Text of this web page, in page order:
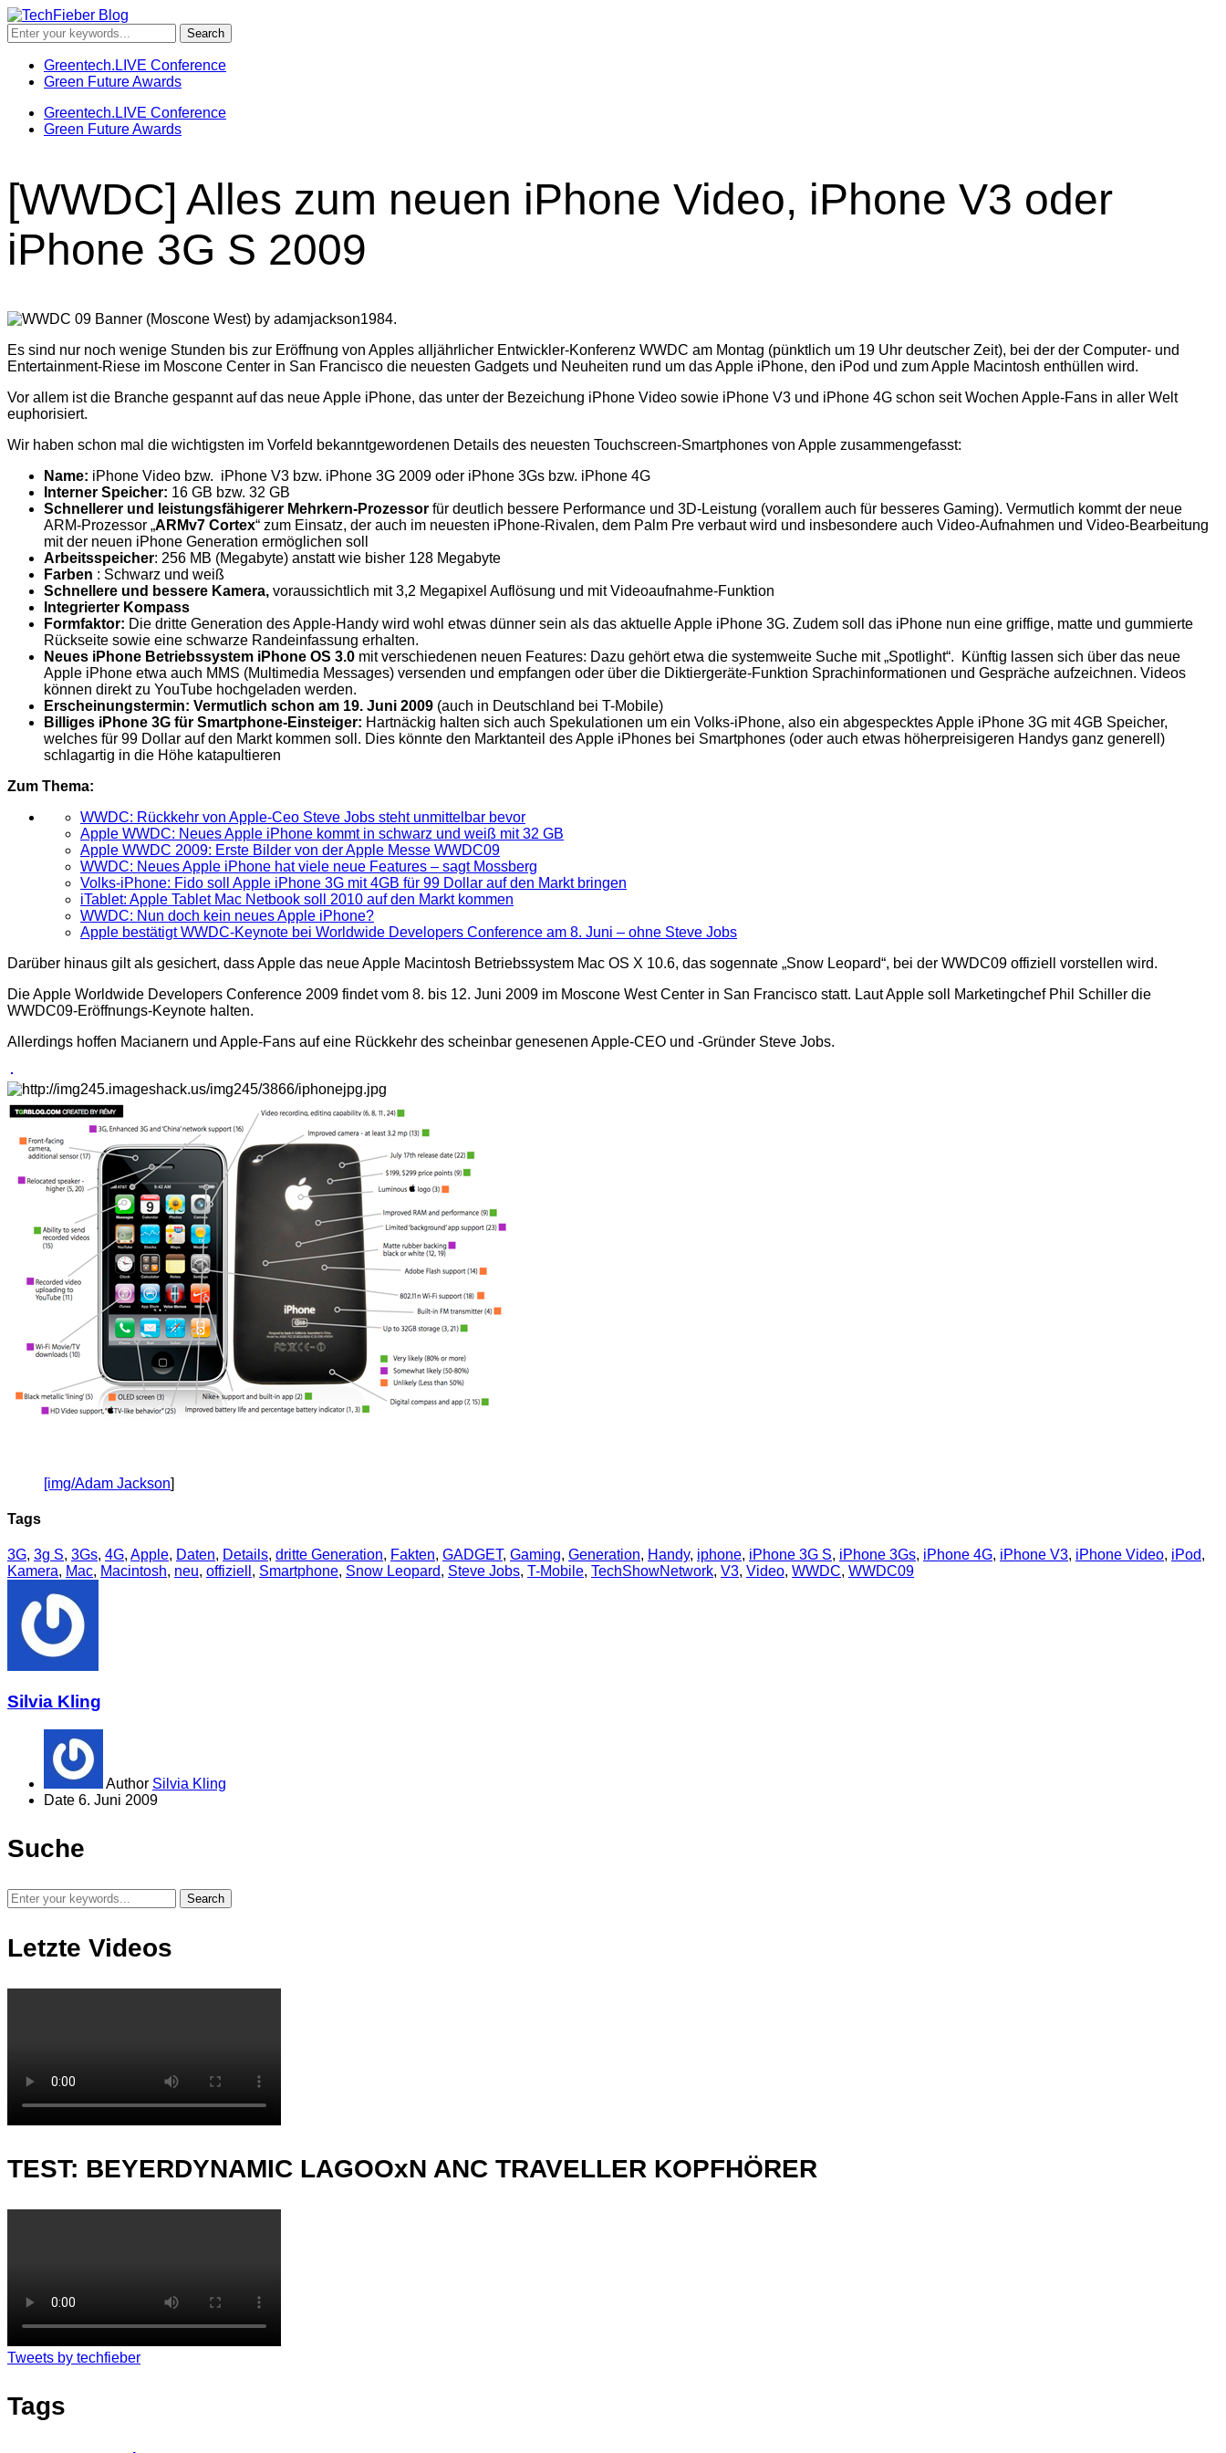
Greentech.LIVE Conference
Green Future Awards
Greentech.LIVE Conference
Green Future Awards
[WWDC] Alles zum neuen iPhone Video, iPhone V3 oder
iPhone 3G S 2009
Es sind nur noch wenige Stunden bis zur Eröffnung von Apples alljährlicher Entwickler-Konferenz WWDC am Montag (pünktlich um 19 Uhr deutscher Zeit), bei der der Computer- und
Entertainment-Riese im Moscone Center in San Francisco die neuesten Gadgets und Neuheiten rund um das Apple iPhone, den iPod und zum Apple Macintosh enthüllen wird.
Vor allem ist die Branche gespannt auf das neue Apple iPhone, das unter der Bezeichung iPhone Video sowie iPhone V3 und iPhone 4G schon seit Wochen Apple-Fans in aller Welt
euphorisiert.
Wir haben schon mal die wichtigsten im Vorfeld bekanntgewordenen Details des neuesten Touchscreen-Smartphones von Apple zusammengefasst:
Name: iPhone Video bzw. iPhone V3 bzw. iPhone 3G 2009 oder iPhone 3Gs bzw. iPhone 4G
Interner Speicher: 16 GB bzw. 32 GB
Schnellerer und leistungsfähigerer Mehrkern-Prozessor für deutlich bessere Performance und 3D-Leistung (vorallem auch für besseres Gaming). Vermutlich kommt der neue
ARM-Prozessor „ARMv7 Cortex“ zum Einsatz, der auch im neuesten iPhone-Rivalen, dem Palm Pre verbaut wird und insbesondere auch Video-Aufnahmen und Video-Bearbeitung
mit der neuen iPhone Generation ermöglichen soll
Arbeitsspeicher: 256 MB (Megabyte) anstatt wie bisher 128 Megabyte
Farben : Schwarz und weiß
Schnellere und bessere Kamera, voraussichtlich mit 3,2 Megapixel Auflösung und mit Videoaufnahme-Funktion
Integrierter Kompass
Formfaktor: Die dritte Generation des Apple-Handy wird wohl etwas dünner sein als das aktuelle Apple iPhone 3G. Zudem soll das iPhone nun eine griffige, matte und gummierte
Rückseite sowie eine schwarze Randeinfassung erhalten.
Neues iPhone Betriebssystem iPhone OS 3.0 mit verschiedenen neuen Features: Dazu gehört etwa die systemweite Suche mit „Spotlight“. Künftig lassen sich über das neue
Apple iPhone etwa auch MMS (Multimedia Messages) versenden und empfangen oder über die Diktiergeräte-Funktion Sprachinformationen und Gespräche aufzeichnen. Videos
können direkt zu YouTube hochgeladen werden.
Erscheinungstermin: Vermutlich schon am 19. Juni 2009 (auch in Deutschland bei T-Mobile)
Billiges iPhone 3G für Smartphone-Einsteiger: Hartnäckig halten sich auch Spekulationen um ein Volks-iPhone, also ein abgespecktes Apple iPhone 3G mit 4GB Speicher,
welches für 99 Dollar auf den Markt kommen soll. Dies könnte den Marktanteil des Apple iPhones bei Smartphones (oder auch etwas höherpreisigeren Handys ganz generell)
schlagartig in die Höhe katapultieren
Zum Thema:
WWDC: Rückkehr von Apple-Ceo Steve Jobs steht unmittelbar bevor
Apple WWDC: Neues Apple iPhone kommt in schwarz und weiß mit 32 GB
Apple WWDC 2009: Erste Bilder von der Apple Messe WWDC09
WWDC: Neues Apple iPhone hat viele neue Features – sagt Mossberg
Volks-iPhone: Fido soll Apple iPhone 3G mit 4GB für 99 Dollar auf den Markt bringen
iTablet: Apple Tablet Mac Netbook soll 2010 auf den Markt kommen
WWDC: Nun doch kein neues Apple iPhone?
Apple bestätigt WWDC-Keynote bei Worldwide Developers Conference am 8. Juni – ohne Steve Jobs
Darüber hinaus gilt als gesichert, dass Apple das neue Apple Macintosh Betriebssystem Mac OS X 10.6, das sogennate „Snow Leopard“, bei der WWDC09 offiziell vorstellen wird.
Die Apple Worldwide Developers Conference 2009 findet vom 8. bis 12. Juni 2009 im Moscone West Center in San Francisco statt. Laut Apple soll Marketingchef Phil Schiller die
WWDC09-Eröffnungs-Keynote halten.
Allerdings hoffen Macianern und Apple-Fans auf eine Rückkehr des scheinbar genesenen Apple-CEO und -Gründer Steve Jobs.
[img/Adam Jackson]
Tags
3G, 3g S, 3Gs, 4G, Apple, Daten, Details, dritte Generation, Fakten, GADGET, Gaming, Generation, Handy, iphone, iPhone 3G S, iPhone 3Gs, iPhone 4G, iPhone V3, iPhone Video, iPod,
Kamera, Mac, Macintosh, neu, offiziell , Smartphone, Snow Leopard, Steve Jobs, T-Mobile, TechShowNetwork, V3, Video, WWDC, WWDC09
Silvia Kling
Author Silvia Kling
Date 6. Juni 2009
Suche
Letzte Videos
TEST: BEYERDYNAMIC LAGOOxN ANC TRAVELLER KOPFHÖRER
Tweets by techfieber
Tags